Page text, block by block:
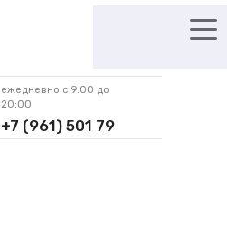
ежедневно с 9:00 до
20:00
+7 (961) 501 79
62